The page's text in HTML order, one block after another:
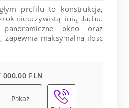
profilu to konstrukcja,
nieoczywistą linią dachu.
okno oraz
zapewnia maksymalną ilość
000.00 PLN
Pokaż